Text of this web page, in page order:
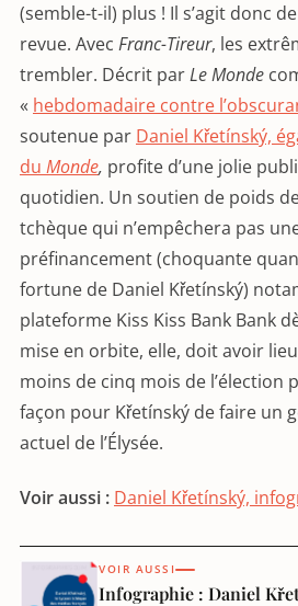
(semble-t-il) plus ! Il s’agit donc
revue. Avec Franc-Tireur, les
trembler. Décrit parLe Monde
« hebdomadaire contre
soutenue par Daniel Křetínský,
du Monde, profite d’une jolie
quotidien. Un soutien de poids
tchèque qui n’empêchera pas
préfinancement (choquante
fortune de Daniel Křetínský)
plateforme Kiss Kiss Bank Bank
mise en orbite, elle, doit avoir
moins de cinq mois de l’élection
façon pour Křetínský de faire un
actuel de l’Élysée.
Voir aussi : Daniel Křetínský,
VOIR AUSSI
Infographie : Daniel